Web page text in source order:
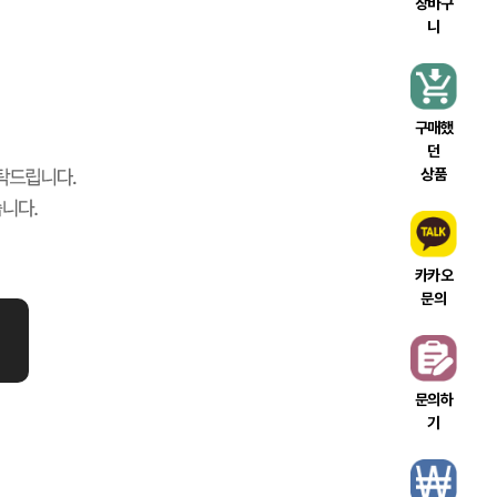
니
구매했
던
상품
카카오
문의
문의하
기